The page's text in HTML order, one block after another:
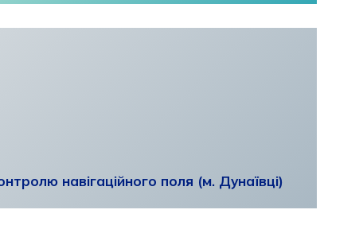
навігаційного поля (м. Дунаївці)